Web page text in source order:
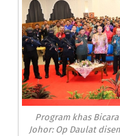
Program khas
Johor: Op Daulat